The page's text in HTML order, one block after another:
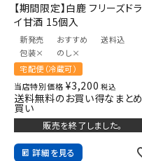
【期間限定】白鹿 フリーズドラ
イ甘酒 15個入
新発売 おすすめ
送料込
包装×
のし×
宅配便（冷蔵可）
当店特別価格 ¥3,200 税込
送料無料のお買い得なまとめ
買い
販売を終了しました。
詳細を見る